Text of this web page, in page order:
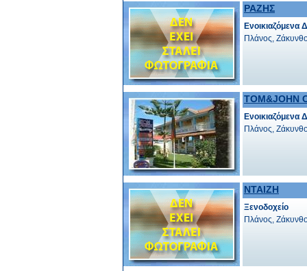
ΡΑΖΗΣ
Ενοικιαζόμενα
Πλάνος,
TOM&JOHN
Ενοικιαζόμενα
Πλάνος,
ΝΤΑΙΖΗ
Ξενοδοχείο
Πλάνος,